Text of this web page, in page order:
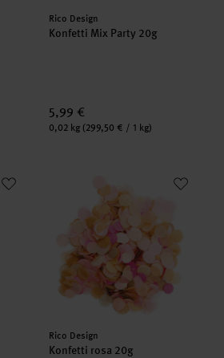
Hersteller:
Rico Design
Konfetti Mix Party 20g
5,99 €
Inhalt:
0,02 kg (299,50 € / 1 kg)
Hersteller:
Rico Design
Konfetti rosa 20g